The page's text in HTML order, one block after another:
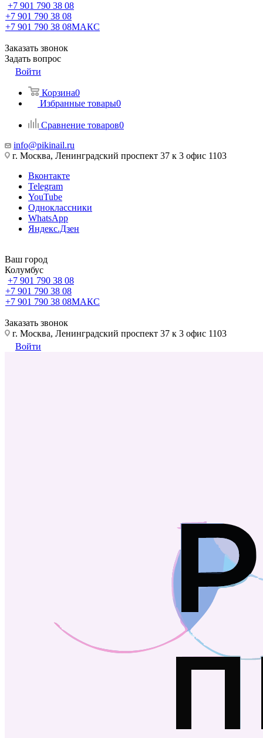
+7 901 790 38 08
+7 901 790 38 08
+7 901 790 38 08МАКС
Заказать звонок
Задать вопрос
Войти
Корзина0
Избранные товары0
Сравнение товаров0
info@pikinail.ru
г. Москва, Ленинградский проспект 37 к 3 офис 1103
Вконтакте
Telegram
YouTube
Одноклассники
WhatsApp
Яндекс.Дзен
Ваш город
Колумбус
+7 901 790 38 08
+7 901 790 38 08
+7 901 790 38 08МАКС
Заказать звонок
г. Москва, Ленинградский проспект 37 к 3 офис 1103
Войти